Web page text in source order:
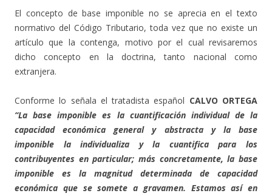
El concepto de base imponible no se aprecia en el texto
normativo del Código Tributario, toda vez que no existe un
artículo que la contenga, motivo por el cual revisaremos
dicho concepto en la doctrina, tanto nacional como
extranjera.
Conforme lo señala el tratadista español CALVO ORTEGA
“La base imponible es la cuantificación individual de la
capacidad económica general y abstracta y la base
imponible la individualiza y la cuantifica para los
contribuyentes en particular; más concretamente, la base
imponible es la magnitud determinada de capacidad
económica que se somete a gravamen. Estamos así en